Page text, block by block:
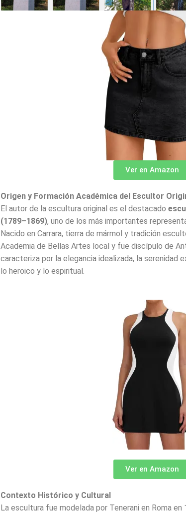
Ver en Amazon
Origen y Formación Académica del Escultor
El autor de la escultura original es el destacado
(1789–1869), uno de los más importantes
Nacido en Carrara, tierra de mármol y tradición
Academia de Bellas Artes local y fue discípulo de
caracteriza por la elegancia idealizada, la serenidad
lo heroico y lo espiritual.
Ver en Amazon
Contexto Histórico y Cultural
La escultura fue modelada por Tenerani en Roma